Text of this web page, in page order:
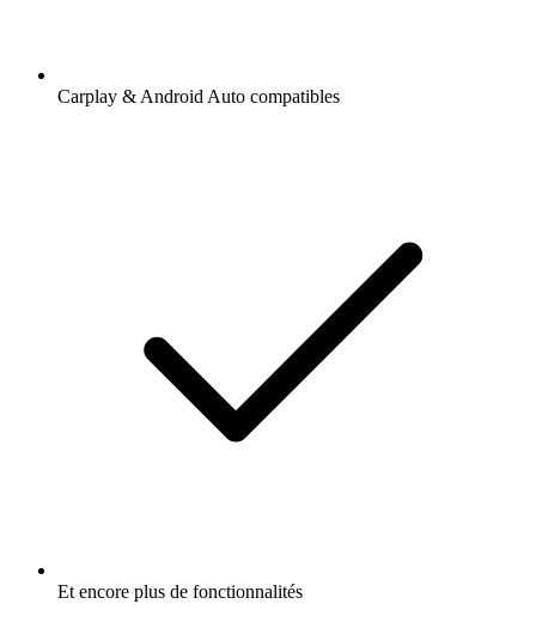
Carplay & Android Auto compatibles
Et encore plus de fonctionnalités